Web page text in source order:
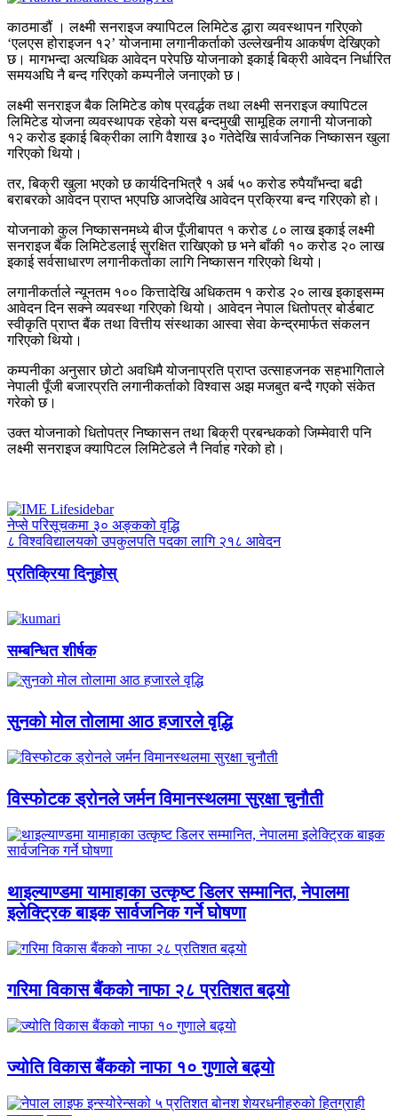
काठमाडौं । लक्ष्मी सनराइज क्यापिटल लिमिटेड द्धारा व्यवस्थापन गरिएको
‘एलएस होराइजन १२’ योजनामा लगानीकर्ताको उल्लेखनीय आकर्षण देखिएको
छ। मागभन्दा अत्यधिक आवेदन परेपछि योजनाको इकाई बिक्री आवेदन निर्धारित
समयअघि नै बन्द गरिएको कम्पनीले जनाएको छ।
लक्ष्मी सनराइज बैक लिमिटेड कोष प्रवर्द्धक तथा लक्ष्मी सनराइज क्यापिटल
लिमिटेड योजना व्यवस्थापक रहेको यस बन्दमुखी सामूहिक लगानी योजनाको
१२ करोड इकाई बिक्रीका लागि वैशाख ३० गतेदेखि सार्वजनिक निष्कासन खुला
गरिएको थियो।
तर, बिक्री खुला भएको छ कार्यदिनभित्रै १ अर्ब ५० करोड रुपैयाँभन्दा बढी
बराबरको आवेदन प्राप्त भएपछि आजदेखि आवेदन प्रक्रिया बन्द गरिएको हो।
योजनाको कुल निष्कासनमध्ये बीज पूँजीबापत १ करोड ८० लाख इकाई लक्ष्मी
सनराइज बैंक लिमिटेडलाई सुरक्षित राखिएको छ भने बाँकी १० करोड २० लाख
इकाई सर्वसाधारण लगानीकर्ताका लागि निष्कासन गरिएको थियो।
लगानीकर्ताले न्यूनतम १०० कित्तादेखि अधिकतम १ करोड २० लाख इकाइसम्म
आवेदन दिन सक्ने व्यवस्था गरिएको थियो। आवेदन नेपाल धितोपत्र बोर्डबाट
स्वीकृति प्राप्त बैंक तथा वित्तीय संस्थाका आस्वा सेवा केन्द्रमार्फत संकलन
गरिएको थियो।
कम्पनीका अनुसार छोटो अवधिमै योजनाप्रति प्राप्त उत्साहजनक सहभागिताले
नेपाली पूँजी बजारप्रति लगानीकर्ताको विश्वास अझ मजबुत बन्दै गएको संकेत
गरेको छ।
उक्त योजनाको धितोपत्र निष्कासन तथा बिक्री प्रबन्धकको जिम्मेवारी पनि
लक्ष्मी सनराइज क्यापिटल लिमिटेडले नै निर्वाह गरेको हो।
नेप्से परिसूचकमा ३० अङ्कको वृद्धि
८ विश्वविद्यालयको उपकुलपति पदका लागि २१८ आवेदन
प्रतिक्रिया दिनुहोस्
सम्बन्धित शीर्षक
सुनको मोल तोलामा आठ हजारले वृद्धि
विस्फोटक ड्रोनले जर्मन विमानस्थलमा सुरक्षा चुनौती
थाइल्याण्डमा यामाहाका उत्कृष्ट डिलर सम्मानित, नेपालमा
इलेक्ट्रिक बाइक सार्वजनिक गर्ने घोषणा
गरिमा विकास बैंकको नाफा २८ प्रतिशत बढ्यो
ज्योति विकास बैंकको नाफा १० गुणाले बढ्यो